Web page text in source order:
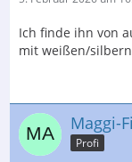
Ich finde ihn von
mit weißen/
Maggi-
Profi